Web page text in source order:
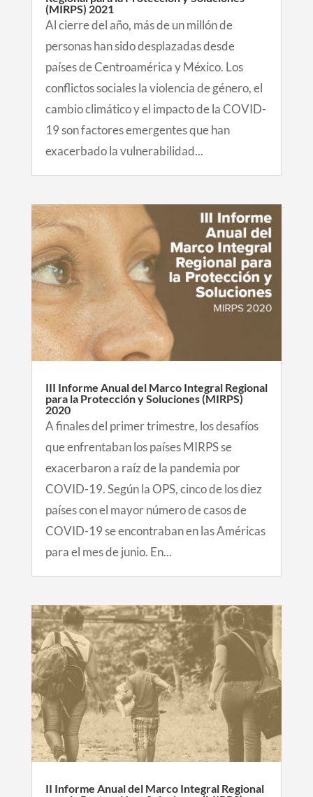
(MIRPS) 2021
Al cierre del año, más de un millón de
personas han sido desplazadas desde
países de Centroamérica y México. Los
conflictos sociales la violencia de género, el
cambio climático y el impacto de la COVID-
19 son factores emergentes que han
exacerbado la vulnerabilidad...
III Informe Anual del Marco Integral Regional
para la Protección y Soluciones (MIRPS)
2020
A finales del primer trimestre, los desafíos
que enfrentaban los países MIRPS se
exacerbaron a raíz de la pandemia por
COVID-19. Según la OPS, cinco de los diez
países con el mayor número de casos de
COVID-19 se encontraban en las Américas
para el mes de junio. En...
II Informe Anual del Marco Integral Regional